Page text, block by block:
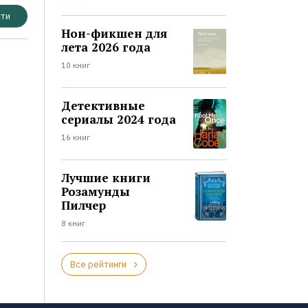
Нон-фикшен для
лета 2026 года
10 книг
Детективные
сериалы 2024 года
16 книг
Лучшие книги
Розамунды
Пилчер
8 книг
Все рейтинги